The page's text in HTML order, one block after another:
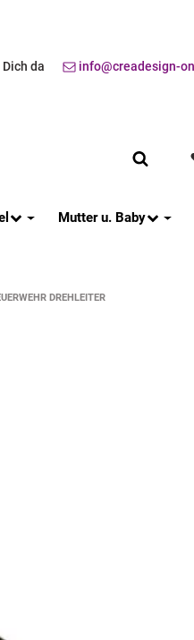
da info@creadesign-
Mutter u. Baby
DREHLEITER